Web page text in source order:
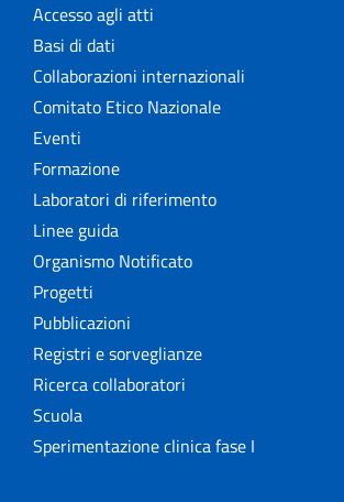
Accesso agli atti
Basi di dati
Collaborazioni internazionali
Comitato Etico Nazionale
Eventi
Formazione
Laboratori di riferimento
Linee guida
Organismo Notificato
Progetti
Pubblicazioni
Registri e sorveglianze
Ricerca collaboratori
Scuola
Sperimentazione clinica fase I